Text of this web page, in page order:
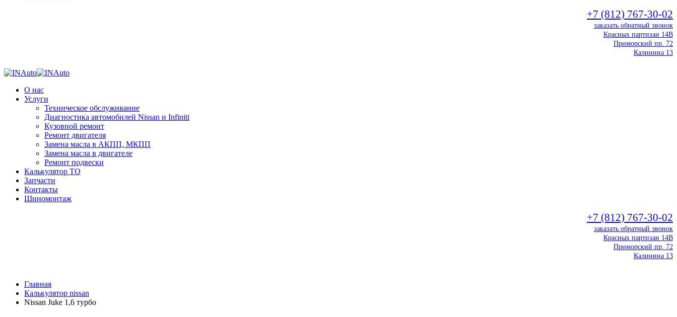
+7 (812) 767-30-02
заказать обратный звонок
Красных партизан 14В
Приморский пр. 72
Калинина 13
О нас
Услуги
Техническое обслуживание
Диагностика автомобилей Nissan и Infiniti
Кузовной ремонт
Ремонт двигателя
Замена масла в АКПП, МКПП
Замена масла в двигателе
Ремонт подвески
Калькулятор ТО
Запчасти
Контакты
Шиномонтаж
+7 (812) 767-30-02
заказать обратный звонок
Красных партизан 14В
Приморский пр. 72
Калинина 13
Главная
Калькулятор nissan
Nissan Juke 1,6 турбо